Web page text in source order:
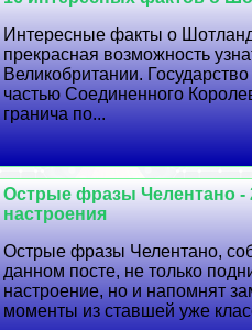
Интересные факты о
прекрасная возможность
Великобритании.
частью Соединенного
гранича по...
Острые фразы Челентано -
настроения
Острые фразы Челентано,
данном посте, не только
настроение, но и напомнят
моменты из ставшей уже